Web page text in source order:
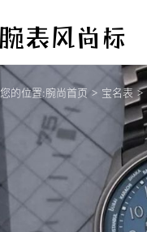
表风尚标
您的位置:腕尚首页 宝名表